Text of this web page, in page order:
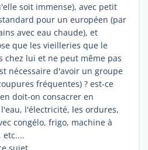
soit immense), avec petit
pour un européen (par
avec eau chaude), et
que les vieilleries que le
lui et ne peut même pas
nécessaire d'avoir un groupe
fréquentes) ? est-ce
doit-on consacrer en
l'électricité, les ordures,
congélo, frigo, machine à
etc....